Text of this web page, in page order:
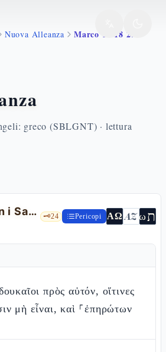
Nuova Alleanza Marco 12 18 27
greco (SBLGNT) · lettura
Discussione con i Sadducei sulla resurrezione 🗝️24 Pericopi ΑΩ AZωת
πρὸς αὐτόν, οἵτινες
μὴ εἶναι, καὶ ⸀ἐπηρώτων